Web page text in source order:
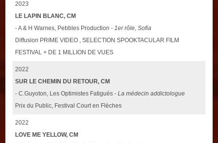
2023
LE LAPIN BLANC, CM
- A & H Warnes, Pebbles Production -1er rôle, Sofia
Diffusion PRIME VIDEO , SELECTION SPOOKTACULAR FILM
FESTIVAL + DE 1 MILLION DE VUES
2022
SUR LE CHEMIN DU RETOUR, CM
- C.Guyoton, Les Optimistes Fatigués -La médecin addictologue
Prix du Public, Festival Court en Flèches
2022
LOVE ME YELLOW, CM